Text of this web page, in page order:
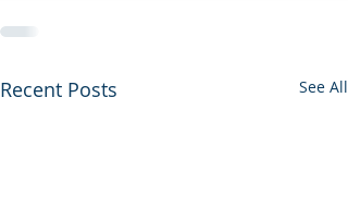
Recent Posts See All